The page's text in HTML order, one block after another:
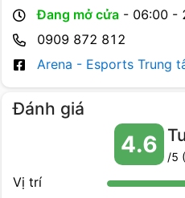
Đánh giá
4.6 /5 (
Vị trí
Đang mở cửa - 06:00 -
0909 872 812
Arena - Esports Trung